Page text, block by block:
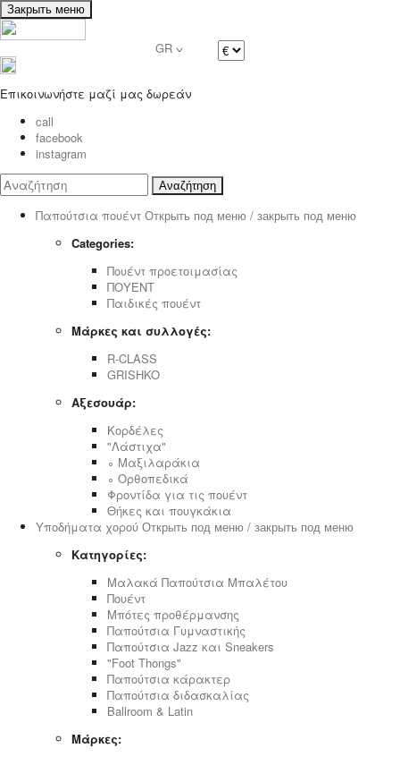
Закрыть меню
GR
Επικοινωνήστε μαζί μας δωρεάν
call
facebook
instagram
Αναζήτηση
Παπούτσια πουέντ Открыть под меню / закрыть под меню
Categories:
Πουέντ προετοιμασίας
ΠΟΥΕΝΤ
Παιδικές πουέντ
Μάρκες και συλλογές:
R-CLASS
GRISHKO
Αξεσουάρ:
Κορδέλες
"Λάστιχα"
∘ Μαξιλαράκια
∘ Ορθοπεδικά
Φροντίδα για τις πουέντ
Θήκες και πουγκάκια
Υποδήματα χορού Открыть под меню / закрыть под меню
Κατηγορίες:
Μαλακά Παπούτσια Μπαλέτου
Πουέντ
Μπότες προθέρμανσης
Παπούτσια Γυμναστικής
Παπούτσια Jazz και Sneakers
"Foot Thongs"
Παπούτσια κάρακτερ
Παπούτσια διδασκαλίας
Ballroom & Latin
Μάρκες: